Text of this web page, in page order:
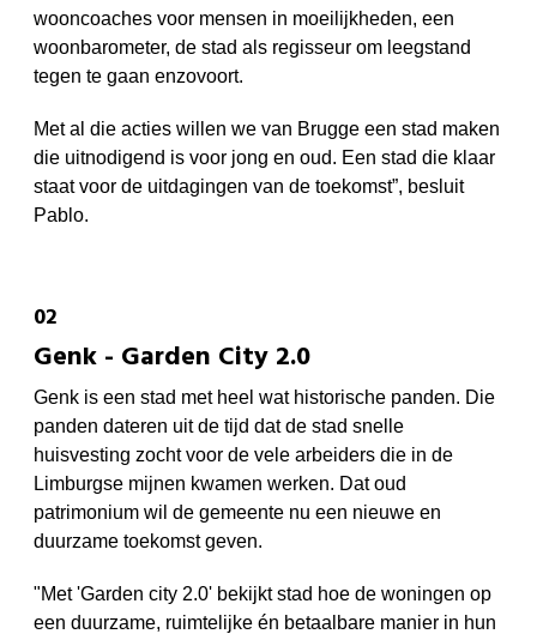
wooncoaches voor mensen in moeilijkheden, een
woonbarometer, de stad als regisseur om leegstand
tegen te gaan enzovoort.
Met al die acties willen we van Brugge een stad maken
die uitnodigend is voor jong en oud. Een stad die klaar
staat voor de uitdagingen van de toekomst”, besluit
Pablo.
Genk - Garden City 2.0
Genk is een stad met heel wat historische panden. Die
panden dateren uit de tijd dat de stad snelle
huisvesting zocht voor de vele arbeiders die in de
Limburgse mijnen kwamen werken. Dat oud
patrimonium wil de gemeente nu een nieuwe en
duurzame toekomst geven.
"Met 'Garden city 2.0' bekijkt stad hoe de woningen op
een duurzame, ruimtelijke én betaalbare manier in hun